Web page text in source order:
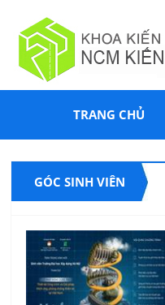
TRANG CHỦ
GÓC SINH VIÊN